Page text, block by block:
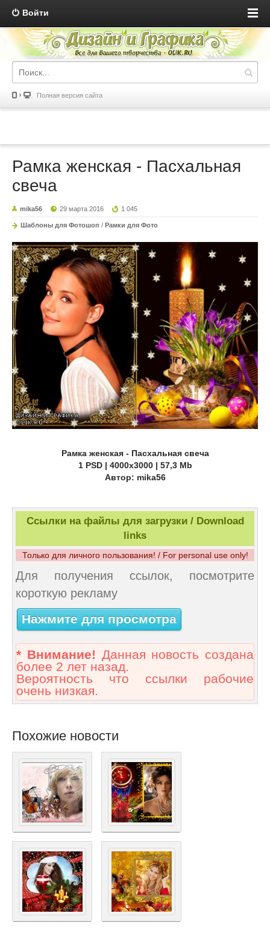
Войти
Полная версия сайта
Рамка женская - Пасхальная
свеча
mika56 29 марта 2016 1 045
Шаблоны для Фотошоп / Рамки для Фото
Рамка женская - Пасхальная свеча
1 PSD | 4000х3000 | 57,3 Mb
Автор: mika56
Ссылки на файлы для загрузки / Download
links
Только для личного пользования! / For personal use only!
Для получения ссылок, посмотрите
короткую рекламу
Нажмите для просмотра
* Внимание! Данная новость создана
более 2 лет назад.
Вероятность что ссылки рабочие
очень низкая.
Похожие новости